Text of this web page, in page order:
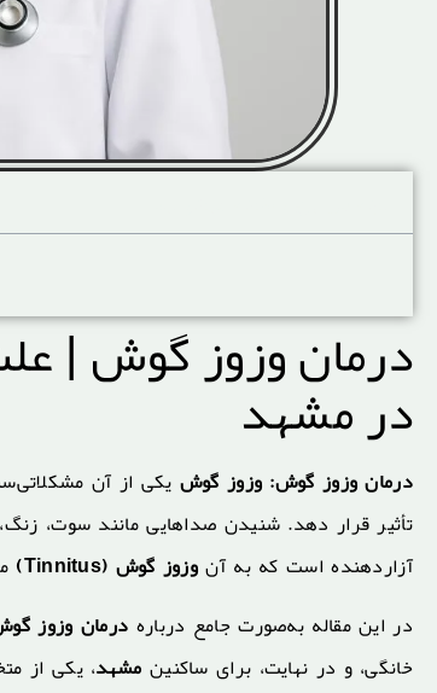
درمان وزوز گوش |
در مشهد
درمان وزوز گوش: وزوز گوش یکی از آن
تأثیر قرار دهد. شنیدن صداهایی مانند سوت،
آزاردهنده است که به آنوزوز گوش (Tinnitus)
در این مقاله به‌صورت جامع درباره درمان وزوز
خانگی، و در نهایت، برای ساکنین مشهد، یکی از